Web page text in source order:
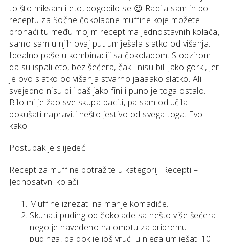
to što miksam i eto, dogodilo se 😉 Radila sam ih po
receptu za Sočne čokoladne muffine koje možete
pronaći tu među mojim receptima jednostavnih kolača,
samo sam u njih ovaj put umiješala slatko od višanja.
Idealno paše u kombinaciji sa čokoladom. S obzirom
da su ispali eto, bez šećera, čak i nisu bili jako gorki, jer
je ovo slatko od višanja stvarno jaaaako slatko. Ali
svejedno nisu bili baš jako fini i puno je toga ostalo.
Bilo mi je žao sve skupa baciti, pa sam odlučila
pokušati napraviti nešto jestivo od svega toga. Evo
kako!
Postupak je slijedeći:
Recept za muffine potražite u kategoriji Recepti –
Jednosatvni kolači
Muffine izrezati na manje komadiće.
Skuhati puding od čokolade sa nešto više šećera
nego je navedeno na omotu za pripremu
pudinga, pa dok je još vrući u njega umiješati 10